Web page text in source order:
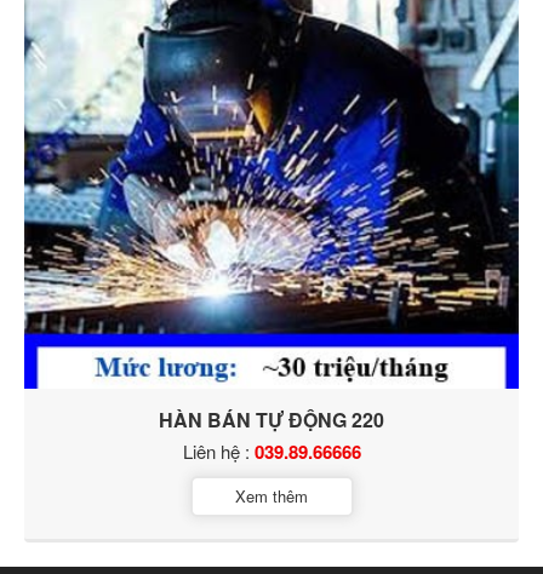
HÀN BÁN TỰ ĐỘNG 220
Liên hệ : 039.89.66666
Xem thêm